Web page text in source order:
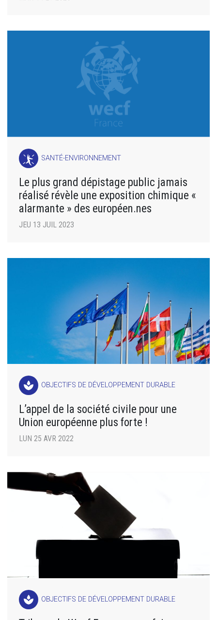
SANTÉ-ENVIRONNEMENT
Le plus grand dépistage public jamais
réalisé révèle une exposition chimique «
alarmante » des européen.nes
JEU 13 JUIL 2023
spa OBJECTIFS DE DÉVELOPPEMENT DURABLE
L’appel de la société civile pour une
Union européenne plus forte !
LUN 25 AVR 2022
spa OBJECTIFS DE DÉVELOPPEMENT DURABLE